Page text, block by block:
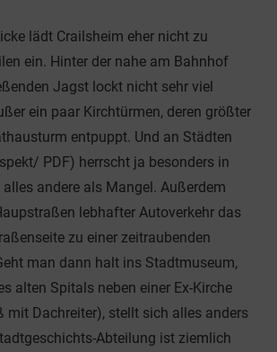
lädt Crailsheim eher nicht zu
ein. Hinter der nahe am Bahnhof
Jagst lockt nicht sehr viel
ein paar Kirchtürmen, deren größter
entpuppt. Und an Städten
PDF) herrscht ja besonders in
andere als Mangel. Außerdem
lebhafter Autoverkehr das
zu einer zeitraubenden
man dann halt ins Stadtmuseum,
alten Spitals neben einer Ex-Kirche
mit Dachreiter), stellt sich alles anders
Abteilung ist ziemlich